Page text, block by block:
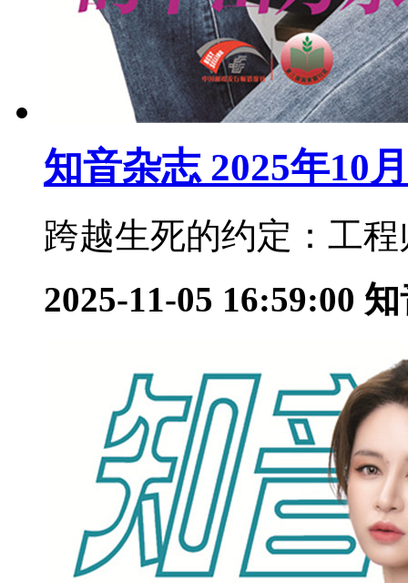
知音杂志 2025年10
跨越生死的约定：工
2025-11-05 16:59:00